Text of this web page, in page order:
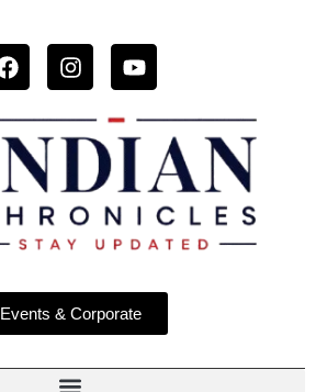
Events & Corporate